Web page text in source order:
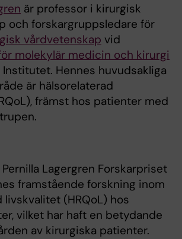
är professor i kirurgisk
och forskargruppsledare för
vårdvetenskap vid
molekylär medicin och kirurgi
Institutet. Hennes huvudsakliga
är hälsorelaterad
främst hos patienter med
Pernilla Lagergren Forskarpriset
framstående forskning inom
livskvalitet (HRQoL) hos
vilket har haft en betydande
av kirurgiska patienter.